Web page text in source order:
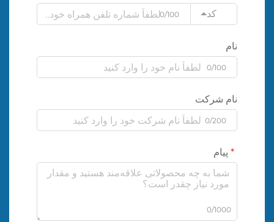
کد
0/100
نام
0/100
نام شرکت
0/200
پیام
0/1000